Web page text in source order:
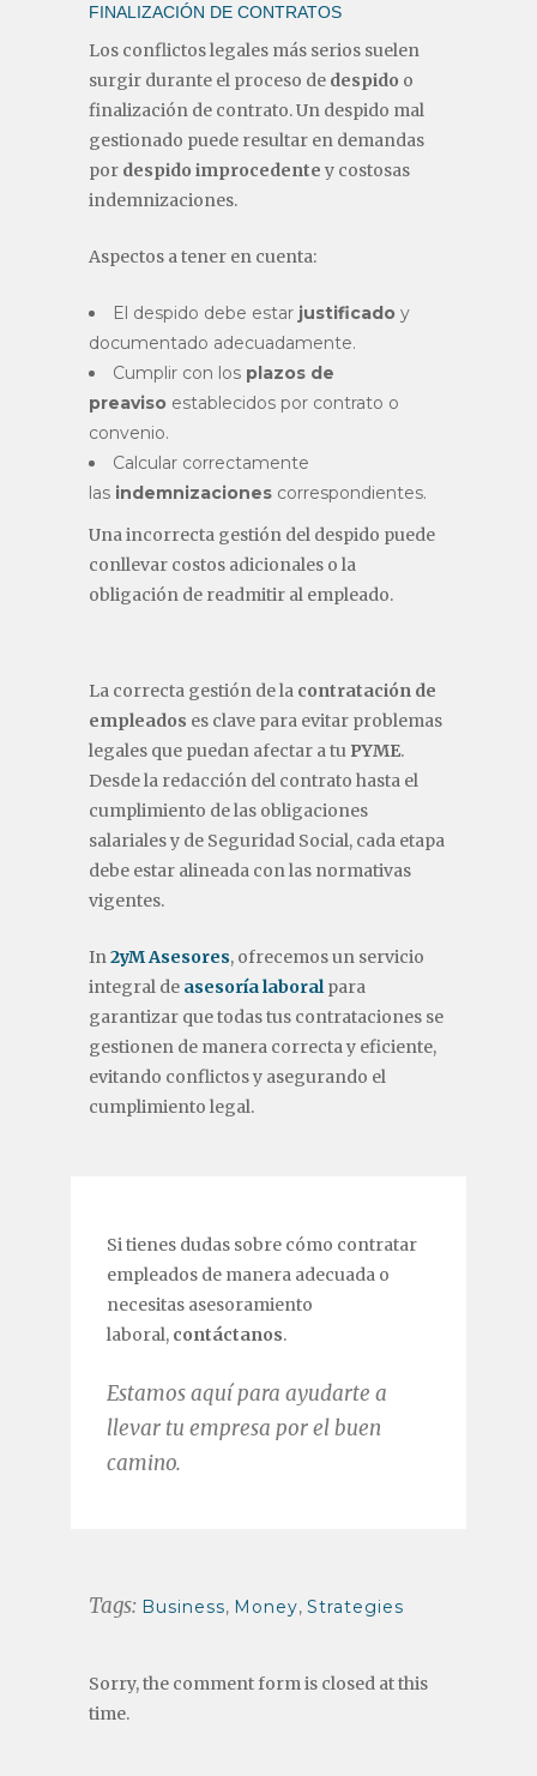
FINALIZACIÓN DE CONTRATOS
Los conflictos legales más serios suelen
surgir durante el proceso de despido o
finalización de contrato. Un despido mal
gestionado puede resultar en demandas
por despido improcedente y costosas
indemnizaciones.
Aspectos a tener en cuenta:
El despido debe estar justificado y
documentado adecuadamente.
Cumplir con los plazos de
preaviso establecidos por contrato o
convenio.
Calcular correctamente
las indemnizaciones correspondientes.
Una incorrecta gestión del despido puede
conllevar costos adicionales o la
obligación de readmitir al empleado.
La correcta gestión de la contratación de
empleados es clave para evitar problemas
legales que puedan afectar a tu PYME.
Desde la redacción del contrato hasta el
cumplimiento de las obligaciones
salariales y de Seguridad Social, cada etapa
debe estar alineada con las normativas
vigentes.
In2yM Asesores, ofrecemos un servicio
integral de asesoría laboralpara
garantizar que todas tus contrataciones se
gestionen de manera correcta y eficiente,
evitando conflictos y asegurando el
cumplimiento legal.
Si tienes dudas sobre cómo contratar
empleados de manera adecuada o
necesitas asesoramiento
laboral, contáctanos.
Estamos aquí para ayudarte a
llevar tu empresa por el buen
camino.
Tags: Business, Money, Strategies
Sorry, the comment form is closed at this
time.